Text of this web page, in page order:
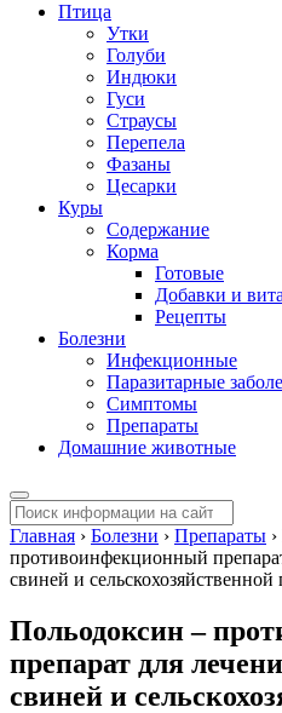
Птица
Утки
Голуби
Индюки
Гуси
Страусы
Перепела
Фазаны
Цесарки
Куры
Содержание
Корма
Готовые
Добавки и
Рецепты
Болезни
Инфекционные
Паразитарные
Симптомы
Препараты
Домашние животные
Главная › Болезни › Препараты ›
противоинфекционный
свиней и
Польодоксин –
препарат для
свиней и